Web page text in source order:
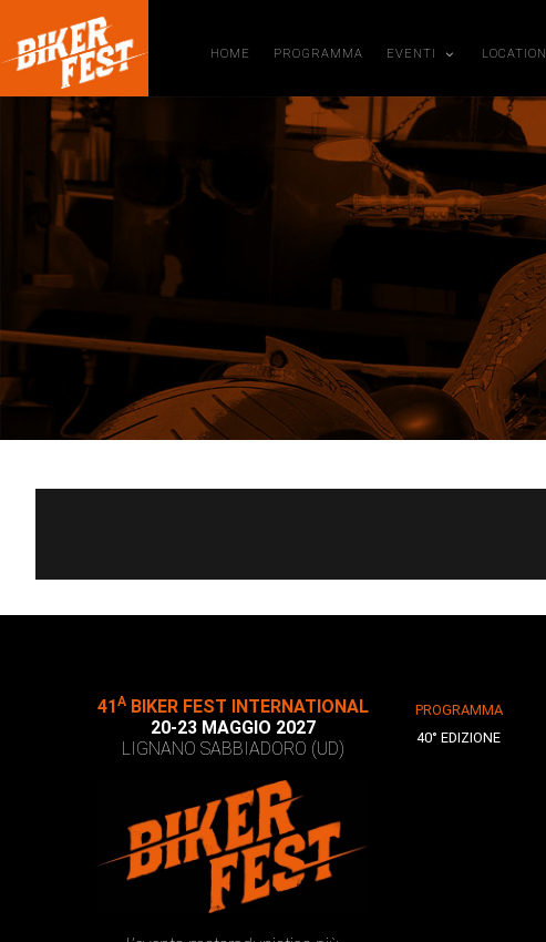
HOME PROGRAMMA EVENTI LOCATION
41 ABIKER FEST INTERNATIONAL
20-23 MAGGIO 2027
LIGNANO SABBIADORO (UD)
PROGRAMMA
40° EDIZIONE